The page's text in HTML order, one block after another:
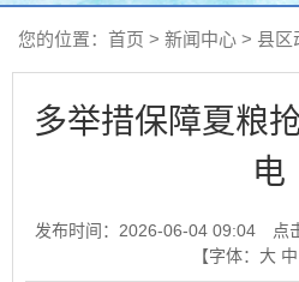
您的位置： 首页 > 新闻中心 > 县区
多举措保障夏粮
电
发布时间：2026-06-04 09:04 点
【字体： 大 中